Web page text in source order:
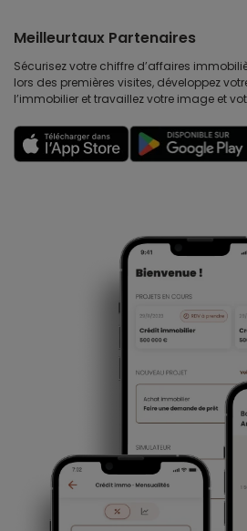
Meilleurtaux Partenaires
Sécurisez votre chiffre d’affaires
lors des premières visites, développez
l’immobilier et travaillez votre image et